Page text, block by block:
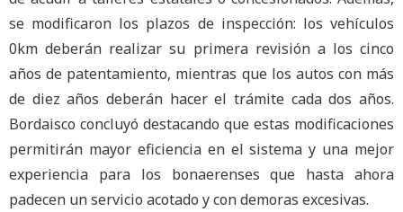
se modificaron los plazos de inspección: los vehículos
0km deberán realizar su primera revisión a los cinco
años de patentamiento, mientras que los autos con más
de diez años deberán hacer el trámite cada dos años.
Bordaisco concluyó destacando que estas modificaciones
permitirán mayor eficiencia en el sistema y una mejor
experiencia para los bonaerenses que hasta ahora
padecen un servicio acotado y con demoras excesivas.